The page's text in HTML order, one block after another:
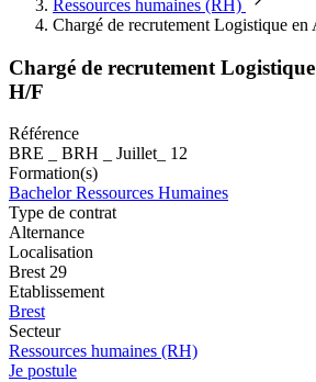
Ressources humaines (RH)
Chargé de recrutement Logistique en
Chargé de recrutement
H/F
Référence
BRE _ BRH _ Juillet_ 12
Formation(s)
Bachelor Ressources Humaines
Type de contrat
Alternance
Localisation
Brest 29
Etablissement
Brest
Secteur
Ressources humaines (RH)
Je postule